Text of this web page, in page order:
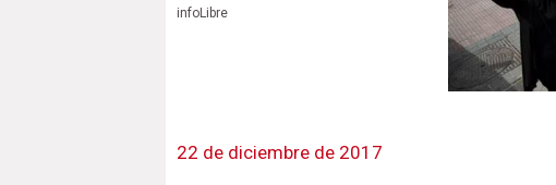
infoLibre
22 de diciembre de 2017